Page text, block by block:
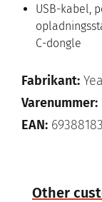
USB-kabel,
C-dongle
Fabrikant:
Varenummer:
EAN:
Other